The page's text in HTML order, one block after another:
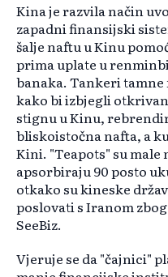
Kina je razvila način
zapadni finansijski
šalje naftu u Kinu
prima uplate u
banaka. Tankeri
kako bi izbjegli
stignu u Kinu,
bliskoistočna nafta, a
Kini. "Teapots" su
apsorbiraju 90 posto
otkako su kineske
poslovati s Iranom
SeeBiz.
Vjeruje se da "čajnici"